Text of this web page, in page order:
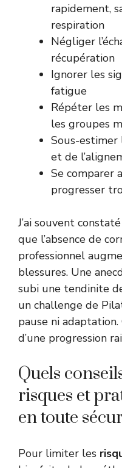
rapidement,
respiration
Négliger
récupération
Ignorer les
fatigue
Répéter les
les groupes
Sous-estimer
et de
Se comparer
progresser
J’ai souvent
que l’absence de
professionnel
blessures. Une
subi une tendinite
un challenge de
pause ni
d’une progression
Quels
risques et
en toute
Pour limiter les